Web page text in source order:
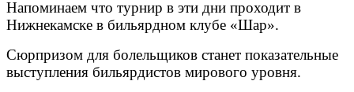
Напоминаем что турнир в эти дни проходит в
Нижнекамске в бильярдном клубе «Шар».
Сюрпризом для болельщиков станет показательные
выступления бильярдистов мирового уровня.